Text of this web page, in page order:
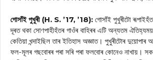
গোসাঁই পুখুৰী (H. S. ’17, ’18): গোসাঁই পুখুৰীটো
দূৰত থকা সোণপাহীহঁতৰ গাওঁৰ বাহিৰৰ এটি অন্যতম
কেতিয়া খন্দাইছিল তাৰ ইতিহাস অজ্ঞাত। পুখুৰীটোৰ
ফল-মূলৰ গছবোৰৰ পৰা সৰি পৰা ফলবোৰ কোনেও নাখায়।